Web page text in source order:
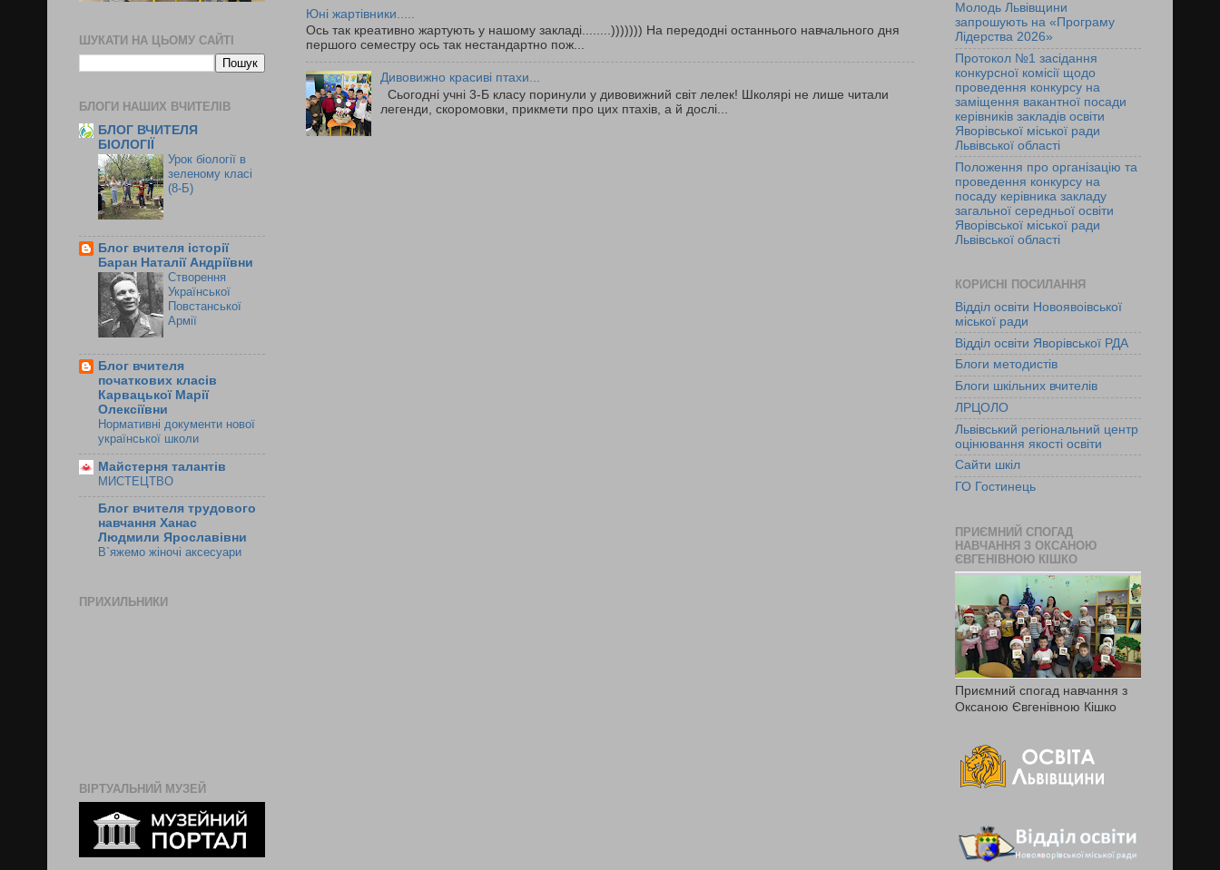
Юні жартівники.....
Ось так креативно жартують у нашому закладі........))))))) На передодні останнього навчального дня
першого семестру ось так нестандартно пож...
Дивовижно красиві птахи...
Сьогодні учні 3-Б класу поринули у дивовижний світ лелек! Школярі не лише читали
легенди, скоромовки, прикмети про цих птахів, а й дослі...
ШУКАТИ НА ЦЬОМУ САЙТІ
БЛОГИ НАШИХ ВЧИТЕЛІВ
БЛОГ ВЧИТЕЛЯ
БІОЛОГІЇ
Урок біології в
зеленому класі
(8-Б)
Блог вчителя історії
Баран Наталії Андріївни
Створення
Української
Повстанської
Армії
Блог вчителя
початкових класів
Карвацької Марії
Олексіївни
Нормативні документи нової
української школи
Майстерня талантів
МИСТЕЦТВО
Блог вчителя трудового
навчання Ханас
Людмили Ярославівни
В`яжемо жіночі аксесуари
ПРИХИЛЬНИКИ
ВІРТУАЛЬНИЙ МУЗЕЙ
Молодь Львівщини
запрошують на «Програму
Лідерства 2026»
Протокол №1 засідання
конкурсної комісії щодо
проведення конкурсу на
заміщення вакантної посади
керівників закладів освіти
Яворівської міської ради
Львівської області
Положення про організацію та
проведення конкурсу на
посаду керівника закладу
загальної середньої освіти
Яворівської міської ради
Львівської області
КОРИСНІ ПОСИЛАННЯ
Відділ освіти Новоявоівської
міської ради
Відділ освіти Яворівської РДА
Блоги методистів
Блоги шкільних вчителів
ЛРЦОЛО
Львівський регіональний центр
оцінювання якості освіти
Сайти шкіл
ГО Гостинець
ПРИЄМНИЙ СПОГАД
НАВЧАННЯ З ОКСАНОЮ
ЄВГЕНІВНОЮ КІШКО
Приємний спогад навчання з
Оксаною Євгенівною Кішко